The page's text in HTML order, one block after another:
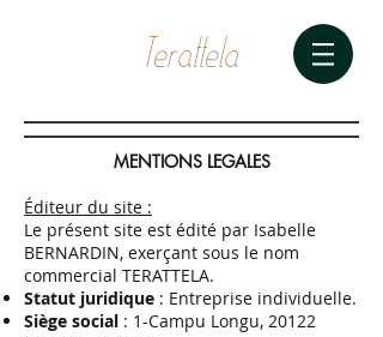
Terattela
MENTIONS LEGALES
Éditeur du site :
Le présent site est édité par Isabelle
BERNARDIN, exerçant sous le nom
commercial TERATTELA.
Statut juridique : Entreprise individuelle.
Siège social : 1-Campu Longu, 20122